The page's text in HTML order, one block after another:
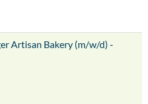
Artisan Bakery (m/w/d) -